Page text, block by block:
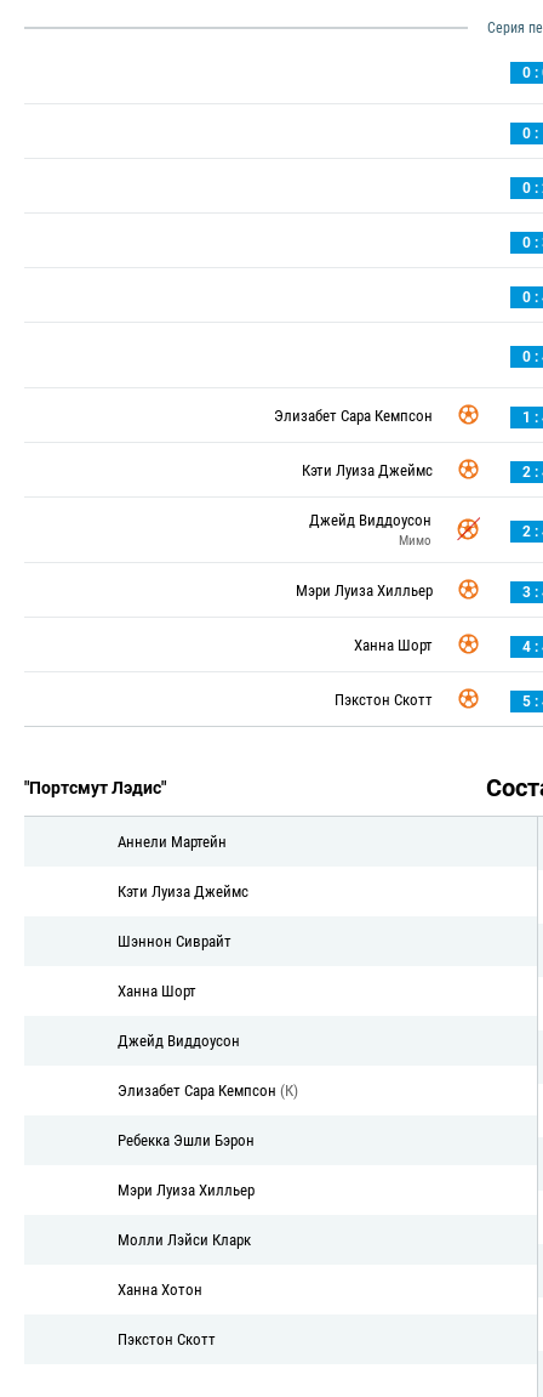
Серия
0 :
0 :
0 :
0 :
0 :
0 :
Элизабет Сара Кемпсон 1 :
Кэти Луиза Джеймс 2 :
Джейд Виддоусон
Мимо
2 :
Мэри Луиза Хилльер 3 :
Ханна Шорт 4 :
Пэкстон Скотт 5 :
"Портсмут Лэдис"
Аннели Мартейн
Кэти Луиза Джеймс
Шэннон Сиврайт
Ханна Шорт
Джейд Виддоусон
Элизабет Сара Кемпсон (К)
Ребекка Эшли Бэрон
Мэри Луиза Хилльер
Молли Лэйси Кларк
Ханна Хотон
Пэкстон Скотт